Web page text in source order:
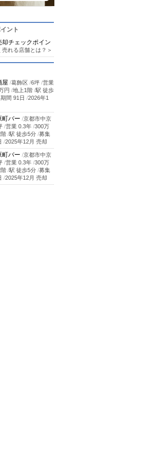
ント
却チェックポイン
売れる店舗とは？＞
屋 /葛飾区 /6坪 /営業
円 /地上1階 /駅 徒歩
間 91日 /2026年1
町バー /京都市中京
/営業 0.3年 /300万
/駅 徒歩5分 /募集
/2025年12月 売却
町バー /京都市中京
/営業 0.3年 /300万
/駅 徒歩5分 /募集
/2025年12月 売却